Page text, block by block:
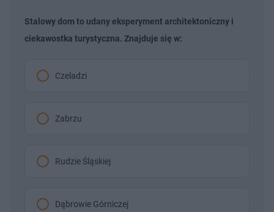
Stalowy dom to udany eksperyment architektoniczny i
ciekawostka turystyczna. Znajduje się w:
Czeladzi
Zabrzu
Rudzie Śląskiej
Dąbrowie Górniczej